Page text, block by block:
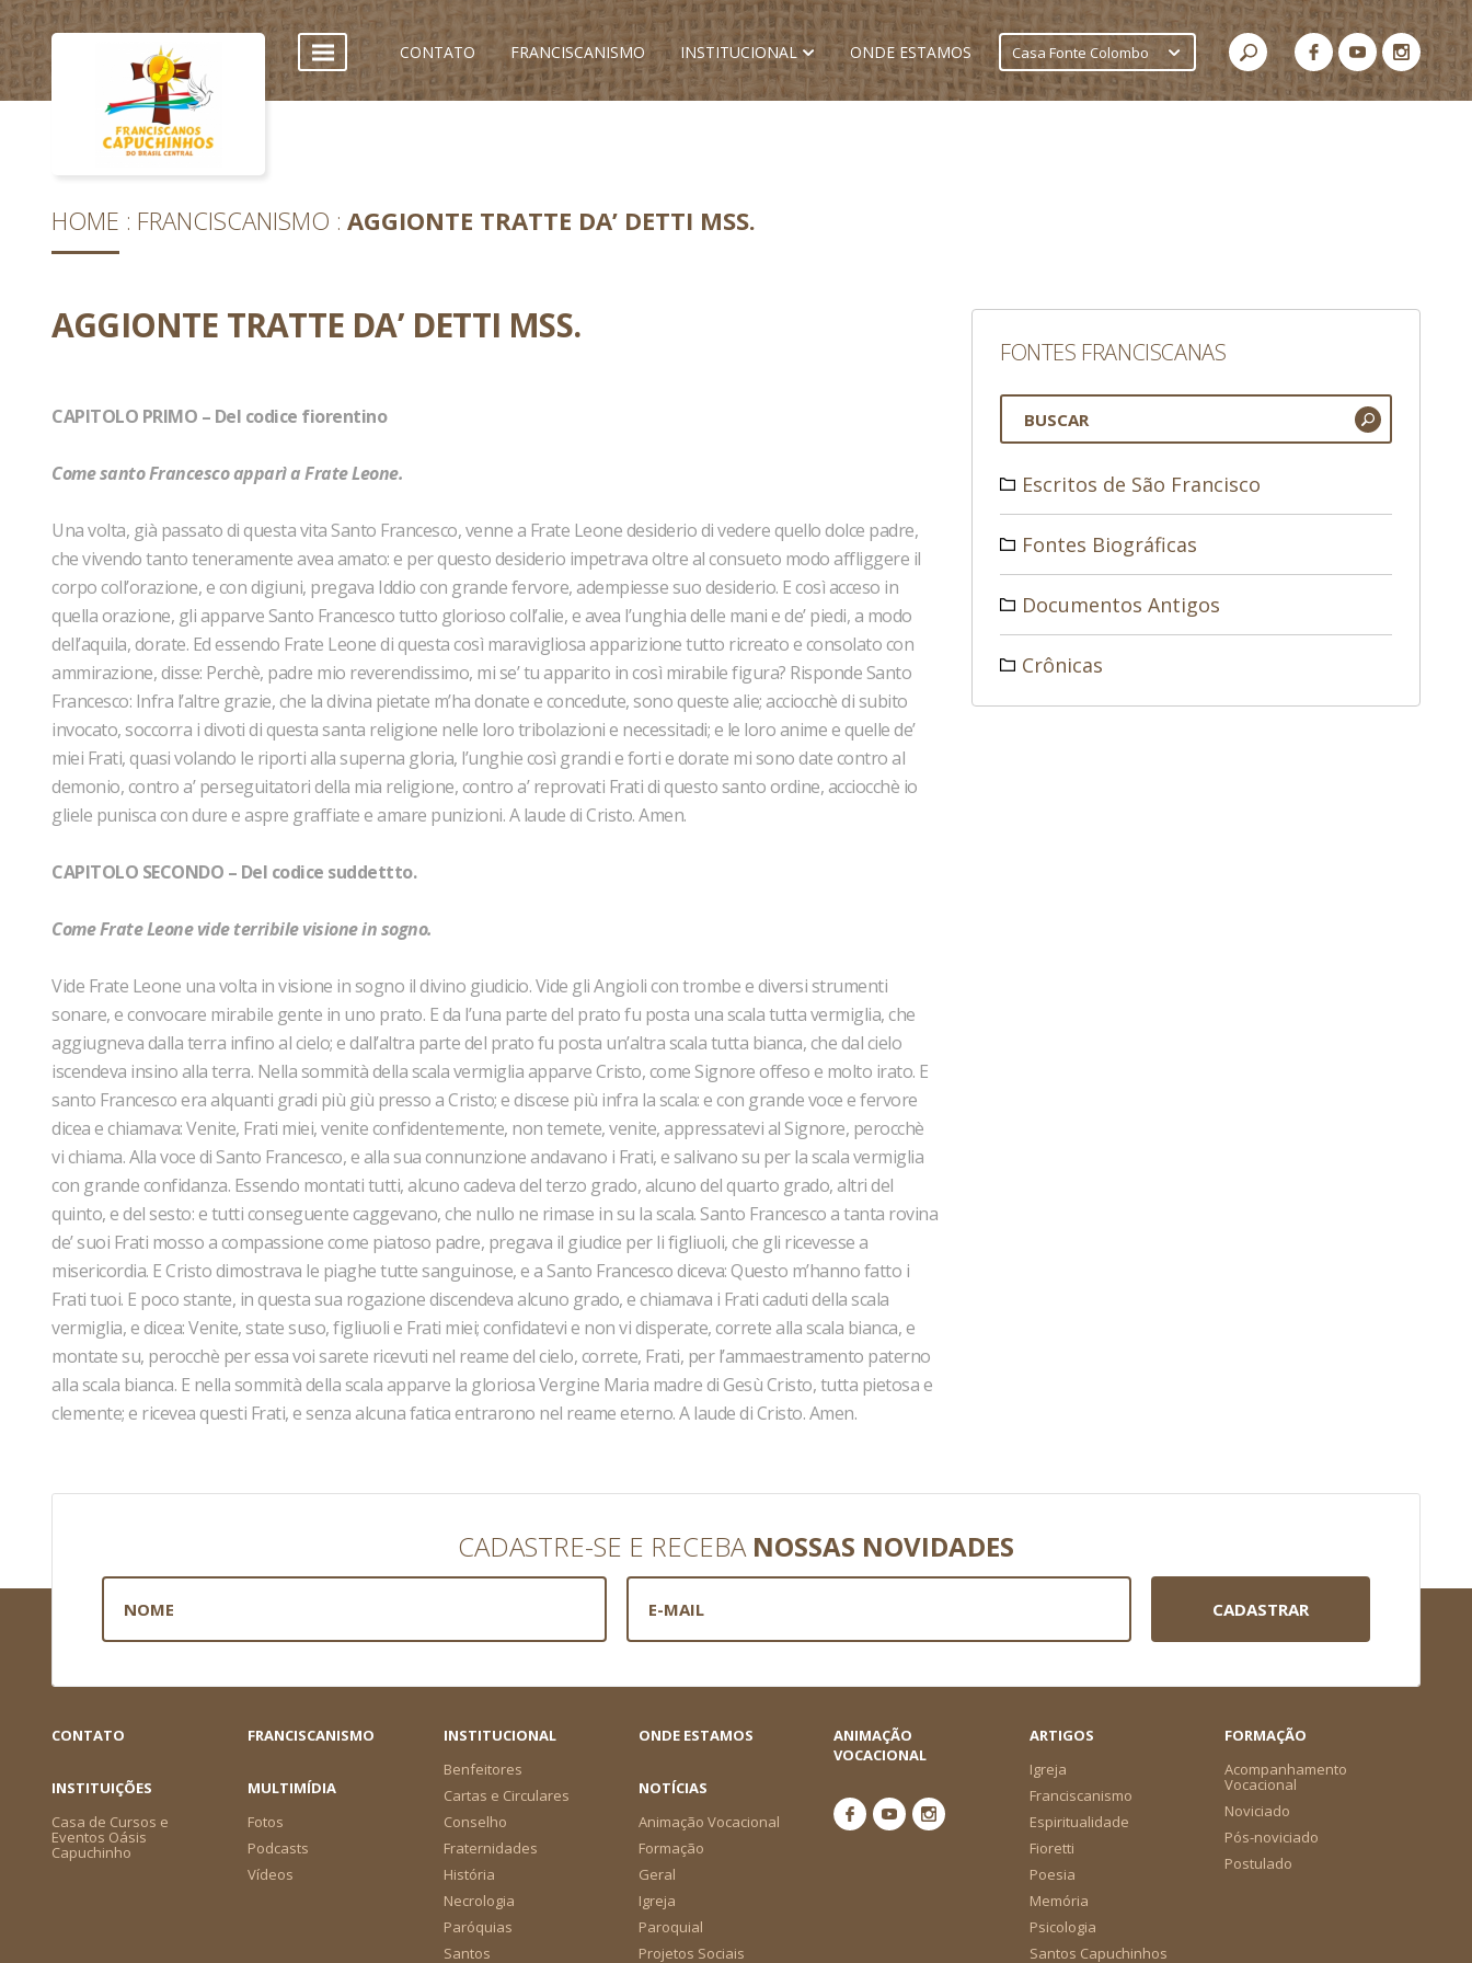
CONTATO FRANCISCANISMO INSTITUCIONAL ONDE ESTAMOS Casa Fonte Colombo
HOME FRANCISCANISMO AGGIONTE TRATTE DA’ DETTI MSS.
AGGIONTE TRATTE DA’ DETTI MSS.
CAPITOLO PRIMO – Del codice fiorentino
Come santo Francesco apparì a Frate Leone.
Una volta, già passato di questa vita Santo Francesco, venne a Frate Leone desiderio di vedere quello dolce padre,
che vivendo tanto teneramente avea amato: e per questo desiderio impetrava oltre al consueto modo affliggere il
corpo coll’orazione, e con digiuni, pregava Iddio con grande fervore, adempiesse suo desiderio. E così acceso in
quella orazione, gli apparve Santo Francesco tutto glorioso coll’alie, e avea l’unghia delle mani e de’ piedi, a modo
dell’aquila, dorate. Ed essendo Frate Leone di questa così maravigliosa apparizione tutto ricreato e consolato con
ammirazione, disse: Perchè, padre mio reverendissimo, mi se’ tu apparito in così mirabile figura? Risponde Santo
Francesco: Infra l’altre grazie, che la divina pietate m’ha donate e concedute, sono queste alie; acciocchè di subito
invocato, soccorra i divoti di questa santa religione nelle loro tribolazioni e necessitadi; e le loro anime e quelle de’
miei Frati, quasi volando le riporti alla superna gloria, l’unghie così grandi e forti e dorate mi sono date contro al
demonio, contro a’ perseguitatori della mia religione, contro a’ reprovati Frati di questo santo ordine, acciocchè io
gliele punisca con dure e aspre graffiate e amare punizioni. A laude di Cristo. Amen.
CAPITOLO SECONDO – Del codice suddettto.
Come Frate Leone vide terribile visione in sogno.
Vide Frate Leone una volta in visione in sogno il divino giudicio. Vide gli Angioli con trombe e diversi strumenti
sonare, e convocare mirabile gente in uno prato. E da l’una parte del prato fu posta una scala tutta vermiglia, che
aggiugneva dalla terra infino al cielo; e dall’altra parte del prato fu posta un’altra scala tutta bianca, che dal cielo
iscendeva insino alla terra. Nella sommità della scala vermiglia apparve Cristo, come Signore offeso e molto irato. E
santo Francesco era alquanti gradi più giù presso a Cristo; e discese più infra la scala: e con grande voce e fervore
dicea e chiamava: Venite, Frati miei, venite confidentemente, non temete, venite, appressatevi al Signore, perocchè
vi chiama. Alla voce di Santo Francesco, e alla sua connunzione andavano i Frati, e salivano su per la scala vermiglia
con grande confidanza. Essendo montati tutti, alcuno cadeva del terzo grado, alcuno del quarto grado, altri del
quinto, e del sesto: e tutti conseguente caggevano, che nullo ne rimase in su la scala. Santo Francesco a tanta rovina
de’ suoi Frati mosso a compassione come piatoso padre, pregava il giudice per li figliuoli, che gli ricevesse a
misericordia. E Cristo dimostrava le piaghe tutte sanguinose, e a Santo Francesco diceva: Questo m’hanno fatto i
Frati tuoi. E poco stante, in questa sua rogazione discendeva alcuno grado, e chiamava i Frati caduti della scala
vermiglia, e dicea: Venite, state suso, figliuoli e Frati miei; confidatevi e non vi disperate, correte alla scala bianca, e
montate su, perocchè per essa voi sarete ricevuti nel reame del cielo, correte, Frati, per l’ammaestramento paterno
alla scala bianca. E nella sommità della scala apparve la gloriosa Vergine Maria madre di Gesù Cristo, tutta pietosa e
clemente; e ricevea questi Frati, e senza alcuna fatica entrarono nel reame eterno. A laude di Cristo. Amen.
FONTES FRANCISCANAS
Escritos de São Francisco
Fontes Biográficas
Documentos Antigos
Crônicas
CADASTRE-SE E RECEBA NOSSAS NOVIDADES
CADASTRAR
CONTATO FRANCISCANISMO
INSTITUCIONAL
Benfeitores
Cartas e Circulares
Conselho
Fraternidades
História
Necrologia
Paróquias
Santos
ONDE ESTAMOS
ANIMAÇÃO
VOCACIONAL
ARTIGOS
Igreja
Franciscanismo
Espiritualidade
Fioretti
Poesia
Memória
Psicologia
Santos Capuchinhos
FORMAÇÃO
Acompanhamento
Vocacional
Noviciado
Pós-noviciado
Postulado
INSTITUIÇÕES
Casa de Cursos e
Eventos Oásis
Capuchinho
MULTIMÍDIA
Fotos
Podcasts
Vídeos
NOTÍCIAS
Animação Vocacional
Formação
Geral
Igreja
Paroquial
Projetos Sociais